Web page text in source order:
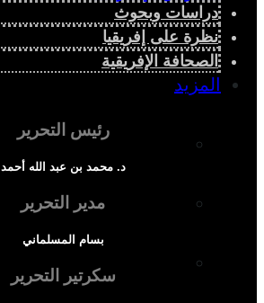
المزيد
إفريقيا في المؤشرات
الحالة الدينية
دراسات وبحوث
نظرة على إفريقيا
الصحافة الإفريقية
رئيس التحرير
د. محمد بن عبد الله أحمد
مدير التحرير
بسام المسلماني
سكرتير التحرير